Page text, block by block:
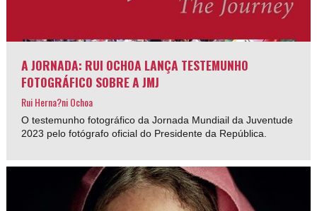
A JORNADA: RUI OCHOA LANÇA TESTEMUNHO
FOTOGRÁFICO SOBRE A JMJ
Rui Herna?ni Ochoa
O testemunho fotográfico da Jornada Mundiail da Juventude
2023 pelo fotógrafo oficial do Presidente da República.